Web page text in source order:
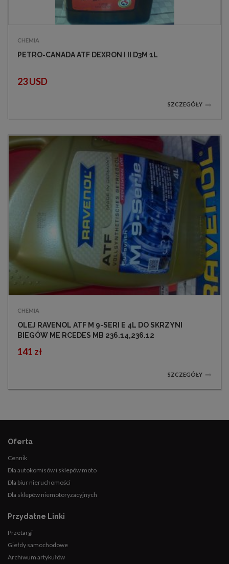
CHEMIA
PETRO-CANADA ATF DEXRON I II D3M 1L
23 USD
SZCZEGÓŁY
CHEMIA
OLEJ RAVENOL ATF M 9-SERI E 4L DO SKRZYNI
BIEGÓW ME RCEDES MB 236.14,236.12
141 zł
SZCZEGÓŁY
Oferta
Cennik
Dla autokomisów i sklepów moto
Dla biur nieruchomości
Dla sklepów niemotoryzacyjnych
Przydatne Linki
Przetargi
Giełdy samochodowe
Archiwum artykułów